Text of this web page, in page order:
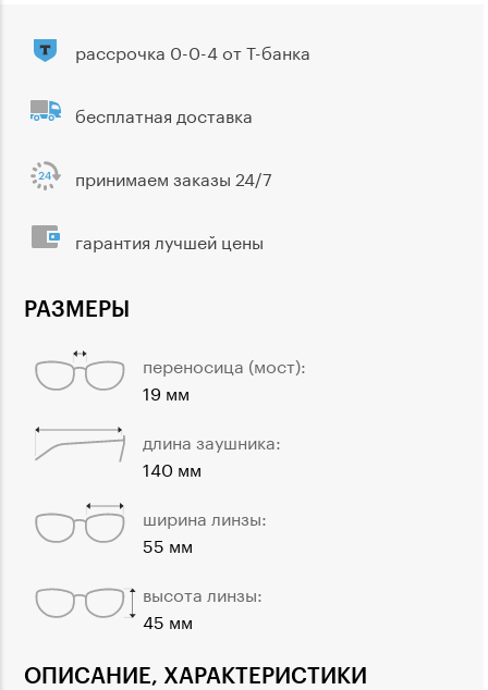
ОПИСАНИЕ, ХАРАКТЕРИСТИКИ
РАЗМЕРЫ
переносица (мост):
19 мм
длина заушника:
140 мм
ширина линзы:
55 мм
высота линзы:
45 мм
рассрочка 0-0-4 от Т-банка
бесплатная доставка
принимаем заказы 24/7
гарантия лучшей цены